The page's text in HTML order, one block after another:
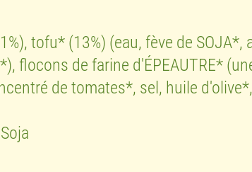
tofu* (13%) (eau, fève de
flocons de farine d'ÉPEAUTRE*
de tomates*, sel, huile